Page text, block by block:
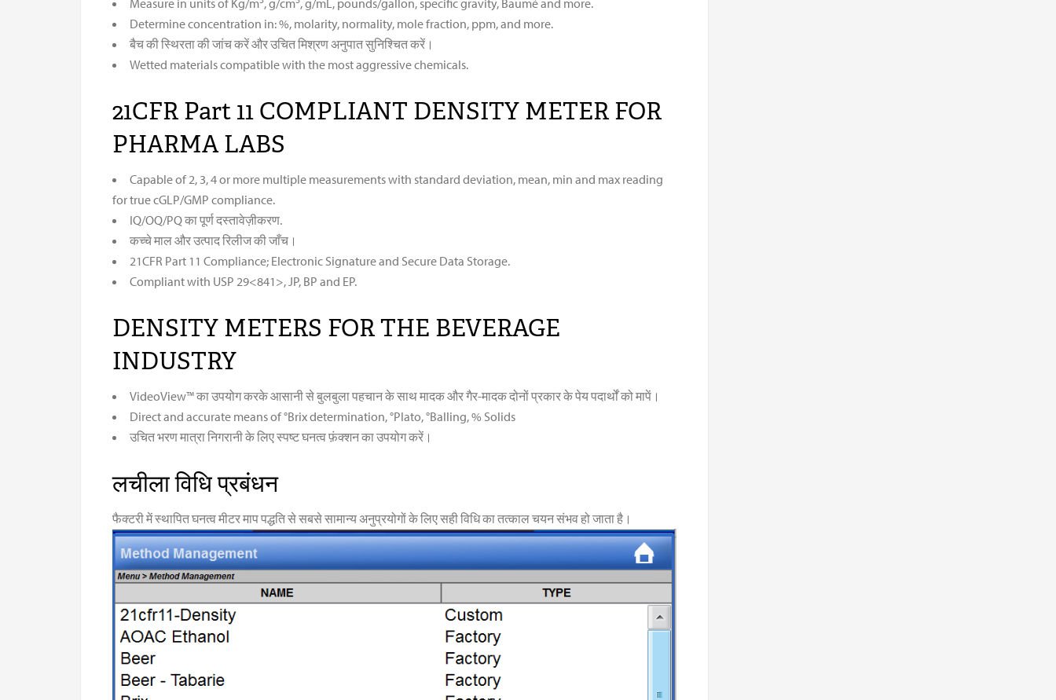
Determine concentration in: %, molarity, normality, mole fraction, ppm, and more.
बैच की स्थिरता की जांच करें और उचित मिश्रण अनुपात सुनिश्चित करें।
Wetted materials compatible with the most aggressive chemicals.
21CFR Part 11 COMPLIANT DENSITY METER FOR
PHARMA LABS
Capable of 2, 3, 4 or more multiple measurements with standard deviation, mean, min and max reading
for true cGLP/GMP compliance.
IQ/OQ/PQ का पूर्ण दस्तावेज़ीकरण.
कच्चे माल और उत्पाद रिलीज की जाँच।
21CFR Part 11 Compliance; Electronic Signature and Secure Data Storage.
Compliant with USP 29<841>, JP, BP and EP.
DENSITY METERS FOR THE BEVERAGE
INDUSTRY
VideoView™ का उपयोग करके आसानी से बुलबुला पहचान के साथ मादक और गैर-मादक दोनों प्रकार के पेय पदार्थों को मापें।
Direct and accurate means of °Brix determination, °Plato, °Balling, % Solids
उचित भरण मात्रा निगरानी के लिए स्पष्ट घनत्व फ़ंक्शन का उपयोग करें।
लचीला विधि प्रबंधन
फैक्टरी में स्थापित घनत्व मीटर माप पद्धति से सबसे सामान्य अनुप्रयोगों के लिए सही विधि का तत्काल चयन संभव हो जाता है।